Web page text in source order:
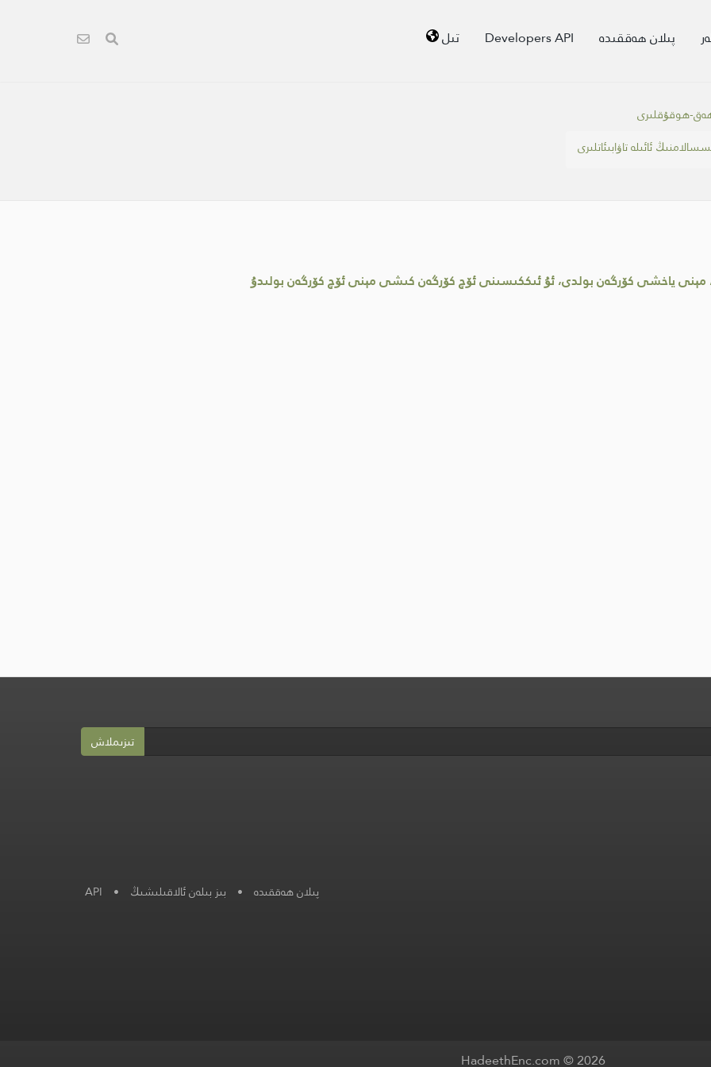
پىلان ھەققىدە Developers API تىل
ھەق-ھوقۇقلىرى
ئائىلە تاۋابىئاتلىرى
ياخشى كۆرگەن بولدى، ئۇ ئىككىسىنى ئۆچ كۆرگەن كىشى مېنى ئۆچ كۆرگەن بولىدۇ
تىزىملاش
پىلان ھەققىدە • بىز بىلەن ئالاقىلىشىڭ •
API
HadeethEnc.com © 2026